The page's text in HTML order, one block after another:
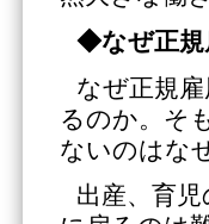
◆なぜ正規
なぜ正規
るのか。そ
ないのはな
出産、育